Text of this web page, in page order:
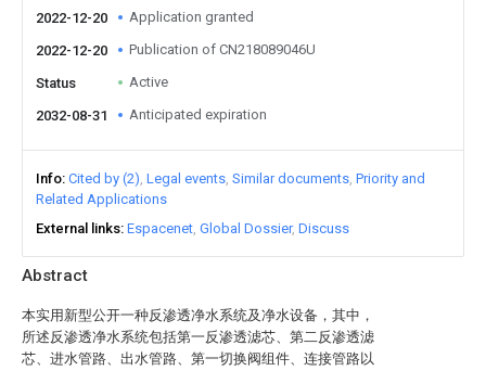
Abstract
本实用新型公开一种反渗透净水系统及净水设备，其中，
所述反渗透净水系统包括第一反渗透滤芯、第二反渗透滤
芯、进水管路、出水管路、第一切换阀组件、连接管路以
2022-12-20 Application granted
2022-12-20 Publication of CN218089046U
Status Active
2032-08-31 Anticipated expiration
Info Cited by (2) Legal events Similar documents Priority and
Related Applications
External links Espacenet Global Dossier Discuss